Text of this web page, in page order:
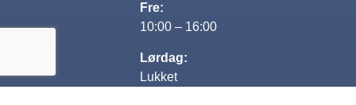
Fre:
10:00 – 16:00
Lørdag:
Lukket